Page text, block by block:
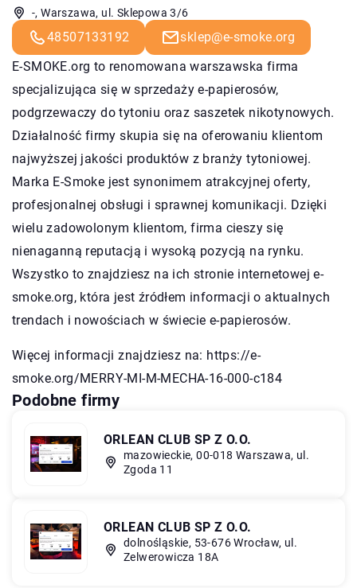
-, Warszawa, ul. Sklepowa 3/6
48507133192
sklep@e-smoke.org
E-SMOKE.org to renomowana warszawska firma
specjalizująca się w sprzedaży e-papierosów,
podgrzewaczy do tytoniu oraz saszetek nikotynowych.
Działalność firmy skupia się na oferowaniu klientom
najwyższej jakości produktów z branży tytoniowej.
Marka E-Smoke jest synonimem atrakcyjnej oferty,
profesjonalnej obsługi i sprawnej komunikacji. Dzięki
wielu zadowolonym klientom, firma cieszy się
nienaganną reputacją i wysoką pozycją na rynku.
Wszystko to znajdziesz na ich stronie internetowej e-
smoke.org, która jest źródłem informacji o aktualnych
trendach i nowościach w świecie e-papierosów.
Więcej informacji znajdziesz na: https://e-
smoke.org/MERRY-MI-M-MECHA-16-000-c184
Podobne firmy
ORLEAN CLUB SP Z O.O.
mazowieckie, 00-018 Warszawa, ul.
Zgoda 11
ORLEAN CLUB SP Z O.O.
dolnośląskie, 53-676 Wrocław, ul.
Zelwerowicza 18A